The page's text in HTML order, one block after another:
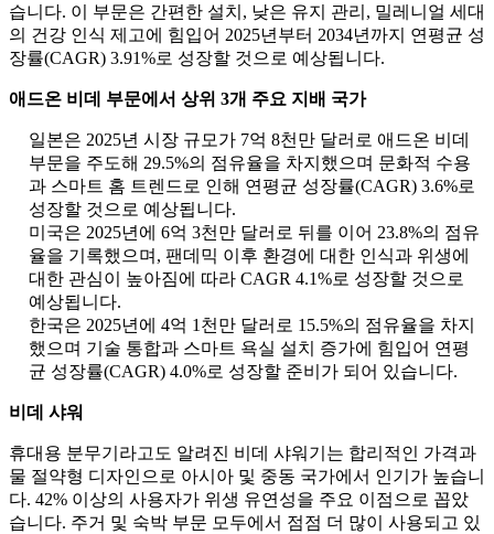
습니다. 이 부문은 간편한 설치, 낮은 유지 관리, 밀레니얼 세대
의 건강 인식 제고에 힘입어 2025년부터 2034년까지 연평균 성
장률(CAGR) 3.91%로 성장할 것으로 예상됩니다.
애드온 비데 부문에서 상위 3개 주요 지배 국가
일본은 2025년 시장 규모가 7억 8천만 달러로 애드온 비데
부문을 주도해 29.5%의 점유율을 차지했으며 문화적 수용
과 스마트 홈 트렌드로 인해 연평균 성장률(CAGR) 3.6%로
성장할 것으로 예상됩니다.
미국은 2025년에 6억 3천만 달러로 뒤를 이어 23.8%의 점유
율을 기록했으며, 팬데믹 이후 환경에 대한 인식과 위생에
대한 관심이 높아짐에 따라 CAGR 4.1%로 성장할 것으로
예상됩니다.
한국은 2025년에 4억 1천만 달러로 15.5%의 점유율을 차지
했으며 기술 통합과 스마트 욕실 설치 증가에 힘입어 연평
균 성장률(CAGR) 4.0%로 성장할 준비가 되어 있습니다.
비데 샤워
휴대용 분무기라고도 알려진 비데 샤워기는 합리적인 가격과
물 절약형 디자인으로 아시아 및 중동 국가에서 인기가 높습니
다. 42% 이상의 사용자가 위생 유연성을 주요 이점으로 꼽았
습니다. 주거 및 숙박 부문 모두에서 점점 더 많이 사용되고 있